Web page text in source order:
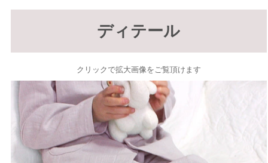
ディテール
クリックで拡大画像をご覧頂けます